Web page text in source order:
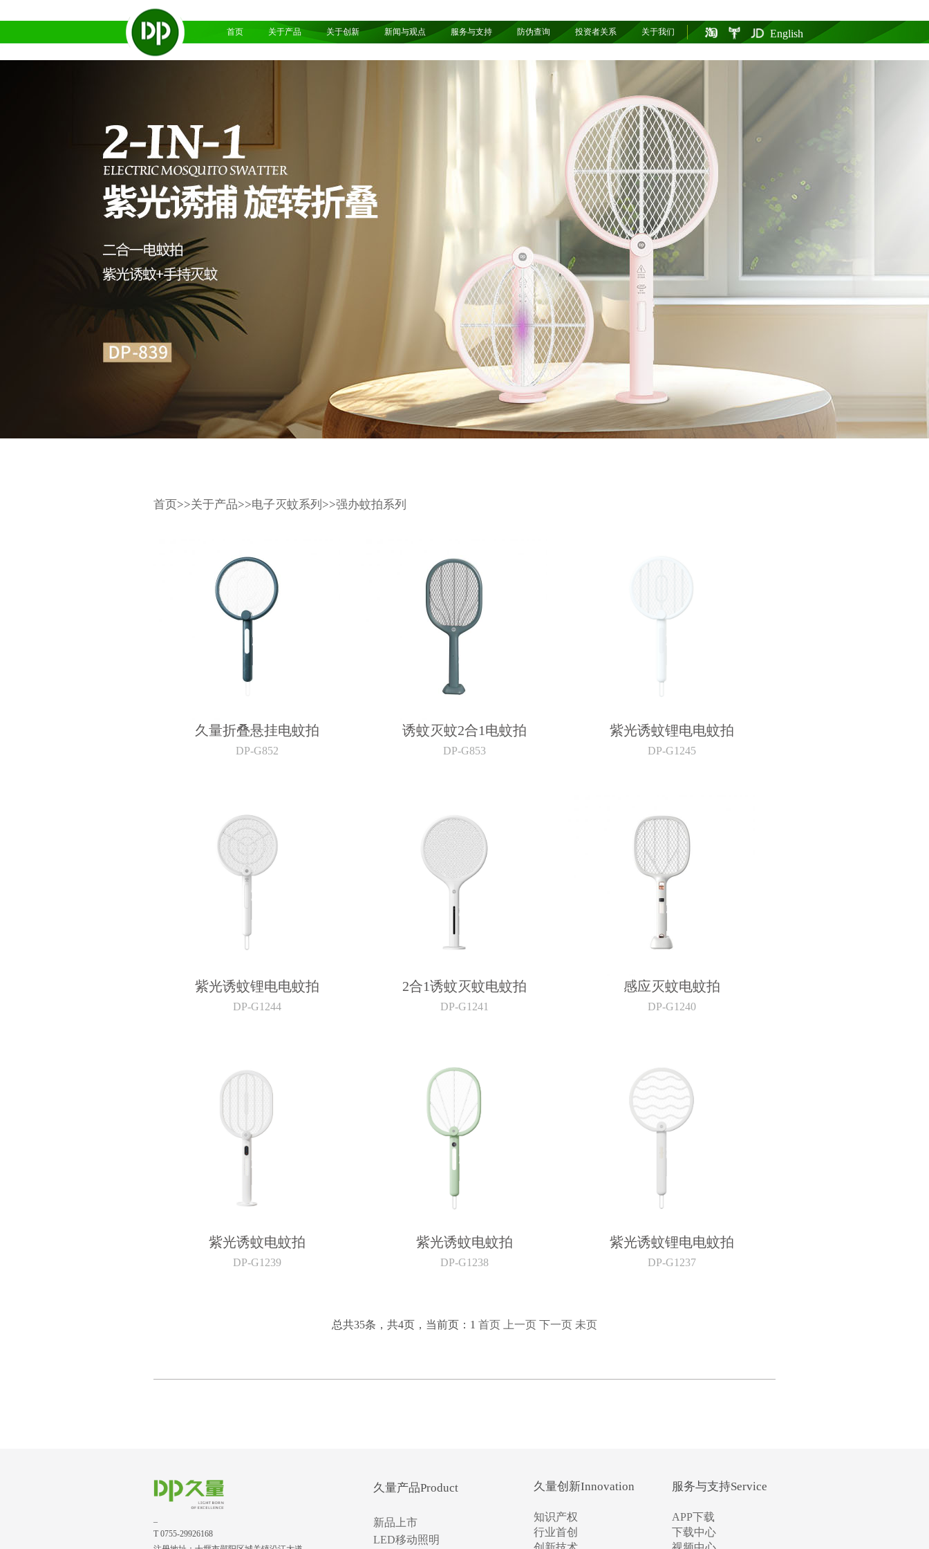
首页 关于产品 关于创新 新闻与观点 服务与支持 防伪查询 投资者关系 关于我们 English
首页>>关于产品>>电子灭蚊系列 >>强办蚊拍系列
久量折叠悬挂电蚊拍
DP-G852
诱蚊灭蚊2合1电蚊拍
DP-G853
紫光诱蚊锂电电蚊拍
DP-G1245
紫光诱蚊锂电电蚊拍
DP-G1244
2合1诱蚊灭蚊电蚊拍
DP-G1241
感应灭蚊电蚊拍
DP-G1240
紫光诱蚊电蚊拍
DP-G1239
紫光诱蚊电蚊拍
DP-G1238
紫光诱蚊锂电电蚊拍
DP-G1237
总共35条，共4页，当前页：1 首页 上一页 下一页 未页
T 0755-29926168
久量产品Product
新品上市
LED移动照明
久量创新Innovation
知识产权
行业首创
服务与支持Service
APP下载
下载中心